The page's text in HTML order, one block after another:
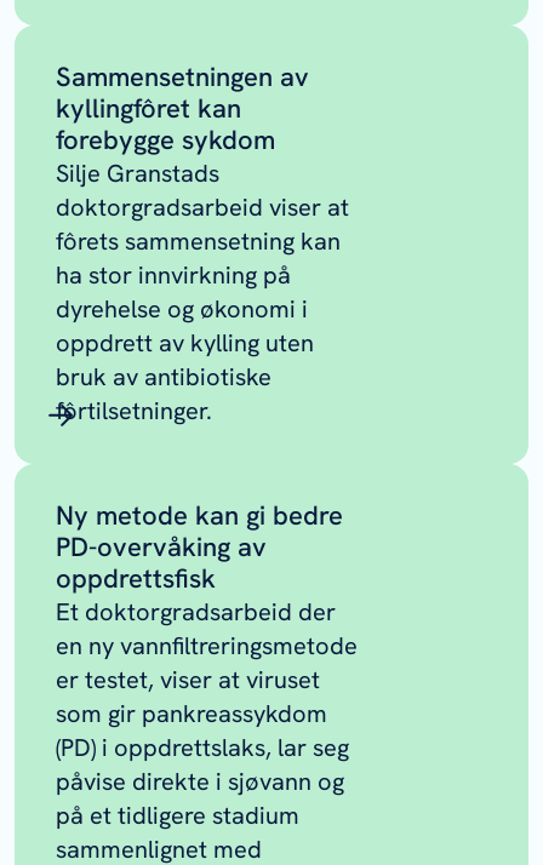
Sammensetningen av
kyllingfôret kan
forebygge sykdom
Silje Granstads
doktorgradsarbeid viser at
fôrets sammensetning kan
ha stor innvirkning på
dyrehelse og økonomi i
oppdrett av kylling uten
bruk av antibiotiske
fôrtilsetninger.
Ny metode kan gi bedre
PD-overvåking av
oppdrettsfisk
Et doktorgradsarbeid der
en ny vannfiltreringsmetode
er testet, viser at viruset
som gir pankreassykdom
(PD) i oppdrettslaks, lar seg
påvise direkte i sjøvann og
på et tidligere stadium
sammenlignet med